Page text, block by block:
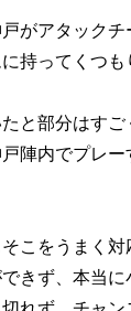
がアタックチ
持ってくつも
と部分はすご
陣内でプレー
こをうまく対
きず、本当に